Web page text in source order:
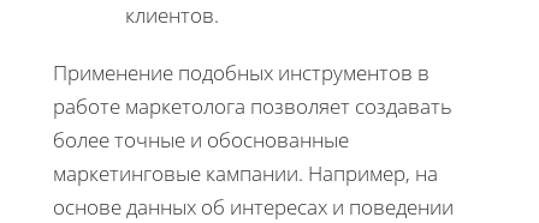
клиентов.
Применение подобных инструментов в
работе маркетолога позволяет создавать
более точные и обоснованные
маркетинговые кампании. Например, на
основе данных об интересах и поведении